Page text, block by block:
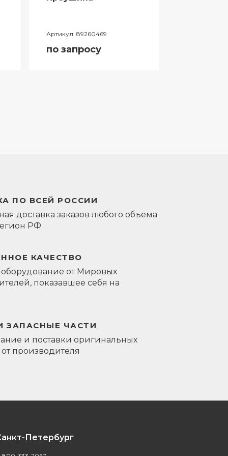
Артикул: 89260469
по запросу
ПО ВСЕЙ РОССИИ
доставка заказов любого объема
РФ
КАЧЕСТВО
оборудование от Мировых
показавшее себя на
ЗАПАСНЫЕ ЧАСТИ
и поставки оригинальных
от производителя
Петербург